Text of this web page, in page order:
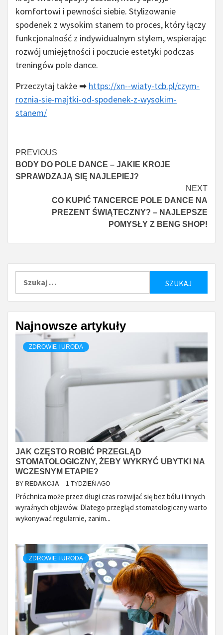
komfortowi i pewności siebie. Stylizowanie
spodenek z wysokim stanem to proces, który łączy
funkcjonalność z indywidualnym stylem, wspierając
rozwój umiejętności i poczucie estetyki podczas
treningów pole dance.
Przeczytaj także ➡ https://xn--wiaty-tcb.pl/czym-
roznia-sie-majtki-od-spodenek-z-wysokim-
stanem/
Continue
Reading
PREVIOUS
BODY DO POLE DANCE – JAKIE KROJE
SPRAWDZAJĄ SIĘ NAJLEPIEJ?
NEXT
CO KUPIĆ TANCERCE POLE DANCE NA
PREZENT ŚWIĄTECZNY? – NAJLEPSZE
POMYSŁY Z BENG SHOP!
Najnowsze artykuły
ZDROWIE I URODA
JAK CZĘSTO ROBIĆ PRZEGLĄD
STOMATOLOGICZNY, ŻEBY WYKRYĆ UBYTKI NA
WCZESNYM ETAPIE?
BY REDAKCJA 1 TYDZIEŃ AGO
Próchnica może przez długi czas rozwijać się bez bólu i innych
wyraźnych objawów. Dlatego przegląd stomatologiczny warto
wykonywać regularnie, zanim...
ZDROWIE I URODA